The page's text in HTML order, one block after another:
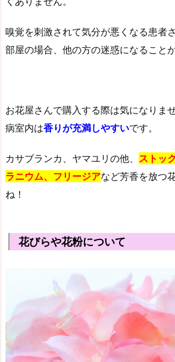
嗅覚を刺激されて気分が悪くなる患者
部屋の場合、他の方の迷惑になること
お花屋さんで購入する際は気になりま
病室内は香りが充満しやすいです。
カサブランカ、ヤマユリの他、 ストッ
ラニウム、フリージアなど芳香を放つ
ね！
花びらや花粉について